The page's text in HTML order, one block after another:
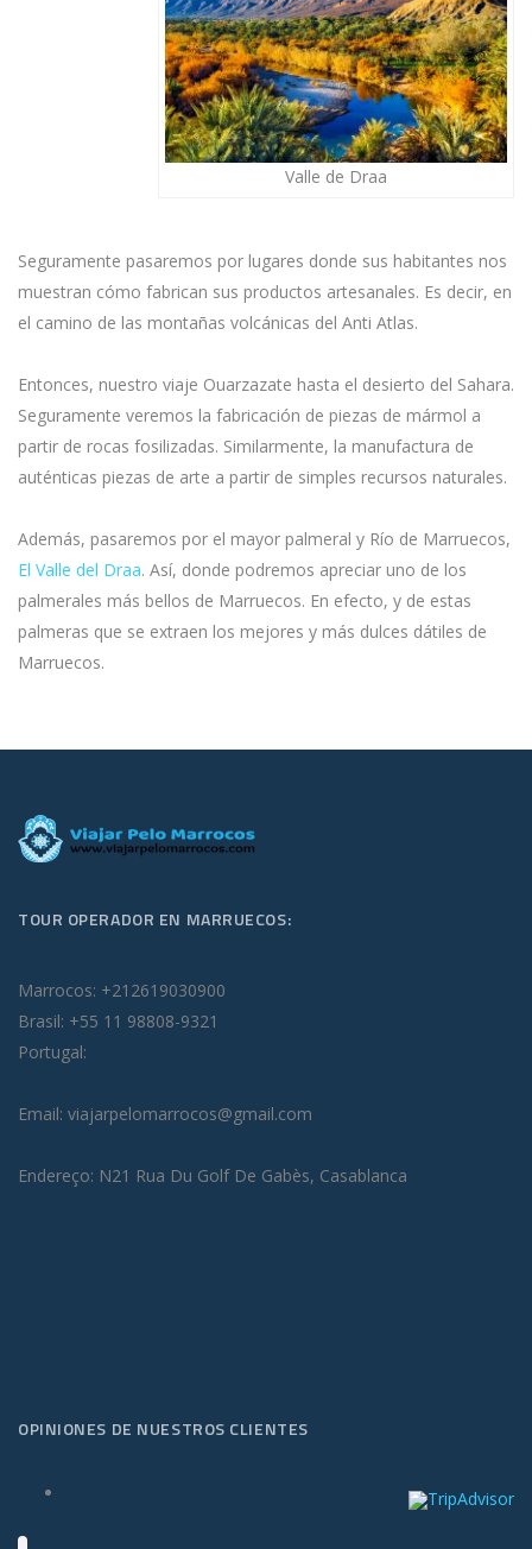
Valle de Draa
Seguramente pasaremos por lugares donde sus habitantes nos
muestran cómo fabrican sus productos artesanales. Es decir, en
el camino de las montañas volcánicas del Anti Atlas.
Entonces, nuestro viaje Ouarzazate hasta el desierto del Sahara.
Seguramente veremos la fabricación de piezas de mármol a
partir de rocas fosilizadas. Similarmente, la manufactura de
auténticas piezas de arte a partir de simples recursos naturales.
Además, pasaremos por el mayor palmeral y Río de Marruecos,
El Valle del Draa. Así, donde podremos apreciar uno de los
palmerales más bellos de Marruecos. En efecto, y de estas
palmeras que se extraen los mejores y más dulces dátiles de
Marruecos.
TOUR OPERADOR EN MARRUECOS:
Marrocos: +212619030900
Brasil: +55 11 98808-9321
Portugal:
Email: viajarpelomarrocos@gmail.com
Endereço: N21 Rua Du Golf De Gabès, Casablanca
OPINIONES DE NUESTROS CLIENTES